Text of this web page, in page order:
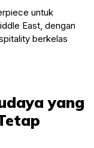
untuk
East, dengan
berkelas
yang